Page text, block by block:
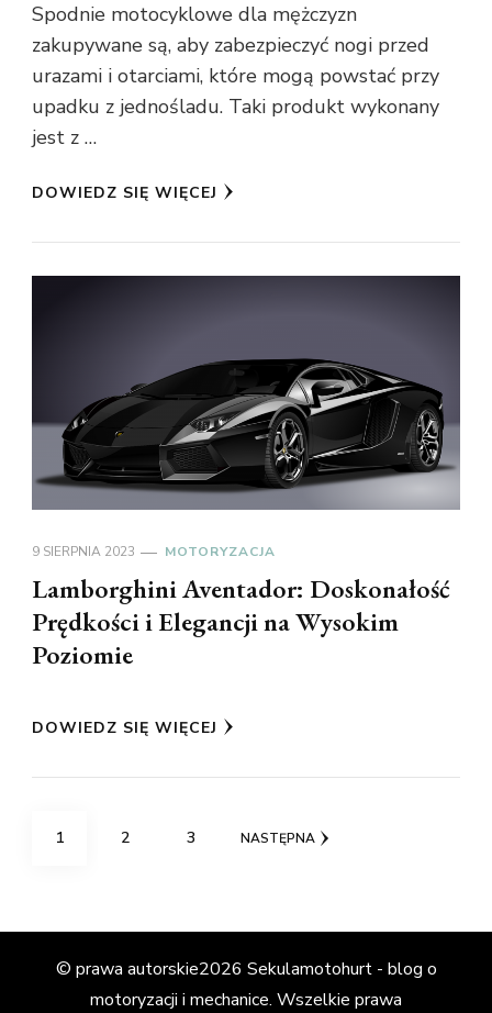
Spodnie motocyklowe dla mężczyzn
zakupywane są, aby zabezpieczyć nogi przed
urazami i otarciami, które mogą powstać przy
upadku z jednośladu. Taki produkt wykonany
jest z …
DOWIEDZ SIĘ WIĘCEJ
9 SIERPNIA 2023 MOTORYZACJA
Lamborghini Aventador: Doskonałość
Prędkości i Elegancji na Wysokim
Poziomie
DOWIEDZ SIĘ WIĘCEJ
Stronicowanie
STRONA
1 STRONA
2 STRONA
3 NASTĘPNA
© prawa autorskie2026 Sekulamotohurt - blog o
motoryzacji i mechanice. Wszelkie prawa